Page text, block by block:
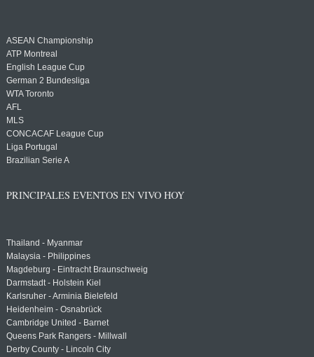
ASEAN Championship
ATP Montreal
English League Cup
German 2 Bundesliga
WTA Toronto
AFL
MLS
CONCACAF League Cup
Liga Portugal
Brazilian Serie A
PRINCIPALES EVENTOS EN VIVO HOY
Thailand - Myanmar
Malaysia - Philippines
Magdeburg - Eintracht Braunschweig
Darmstadt - Holstein Kiel
Karlsruher - Arminia Bielefeld
Heidenheim - Osnabrück
Cambridge United - Barnet
Queens Park Rangers - Millwall
Derby County - Lincoln City